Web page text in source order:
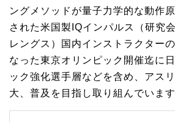
ングメソッドが量子力学的な動作
された米国製IQインパルス（研究
レングス）国内インストラクター
なった東京オリンピック開催迄に
ック強化選手層などを含め、アス
大、普及を目指し取り組んでいます